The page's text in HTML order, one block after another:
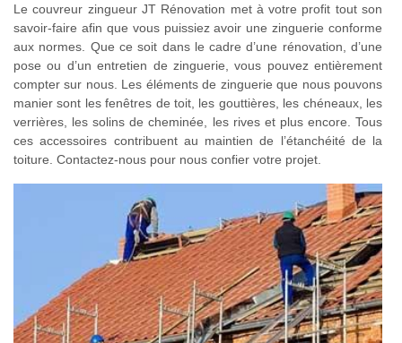
Le couvreur zingueur JT Rénovation met à votre profit tout son
savoir-faire afin que vous puissiez avoir une zinguerie conforme
aux normes. Que ce soit dans le cadre d’une rénovation, d’une
pose ou d’un entretien de zinguerie, vous pouvez entièrement
compter sur nous. Les éléments de zinguerie que nous pouvons
manier sont les fenêtres de toit, les gouttières, les chéneaux, les
verrières, les solins de cheminée, les rives et plus encore. Tous
ces accessoires contribuent au maintien de l’étanchéité de la
toiture. Contactez-nous pour nous confier votre projet.